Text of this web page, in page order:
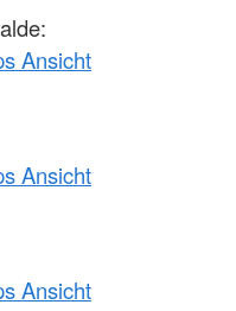
Ansicht
Ansicht
Ansicht